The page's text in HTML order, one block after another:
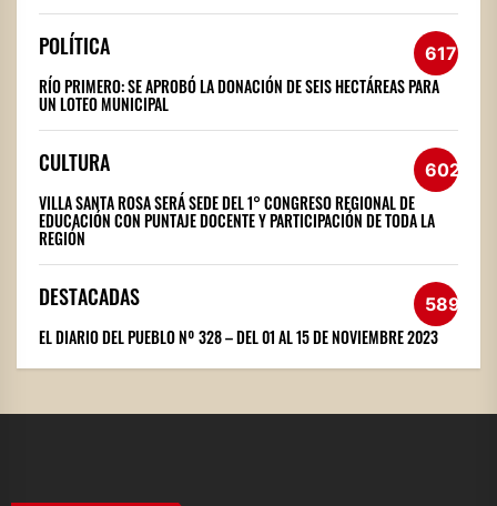
POLÍTICA 617
RÍO PRIMERO: SE APROBÓ LA DONACIÓN DE SEIS HECTÁREAS PARA
UN LOTEO MUNICIPAL
CULTURA 602
VILLA SANTA ROSA SERÁ SEDE DEL 1° CONGRESO REGIONAL DE
EDUCACIÓN CON PUNTAJE DOCENTE Y PARTICIPACIÓN DE TODA LA
REGIÓN
DESTACADAS 589
EL DIARIO DEL PUEBLO Nº 328 – DEL 01 AL 15 DE NOVIEMBRE 2023